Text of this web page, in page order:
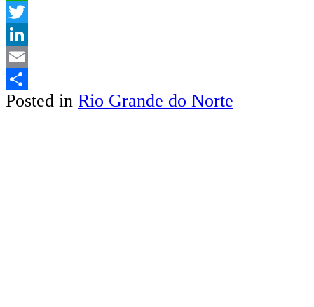
WhatsApp
Twitter
LinkedIn
Email
Share
Posted in Rio Grande do Norte